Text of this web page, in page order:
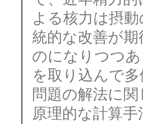
よる核力は摂
統的な改善が
のになりつつ
を取り込んで
問題の解法に
原理的な計算